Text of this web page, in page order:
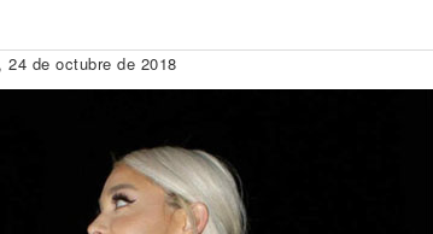
de octubre de 2018